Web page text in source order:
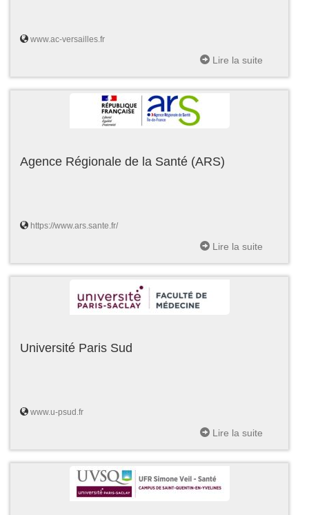
www.ac-versailles.fr
Lire la suite
Agence Régionale de la Santé (ARS)
https://www.ars.sante.fr/
Lire la suite
Université Paris Sud
www.u-psud.fr
Lire la suite